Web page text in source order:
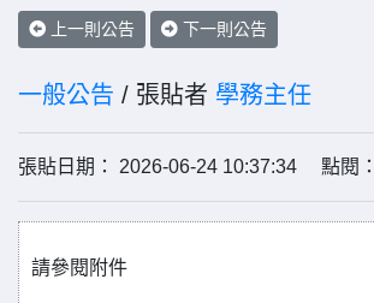
上一則公告 下一則公告
一般公告 / 張貼者 學務主任
張貼日期： 2026-06-24 10:37:34 點閱：
請參閱附件